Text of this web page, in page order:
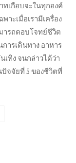
ทเกือบจะในทุกองค์
าะเมื่อเรามีเครื่อง
ารถตอบโจทย์ชีวิต
ารเดินทาง อาหาร
เทิง จนกล่าวได้ว่า
จจัยที่ 5 ของชีวิตที่